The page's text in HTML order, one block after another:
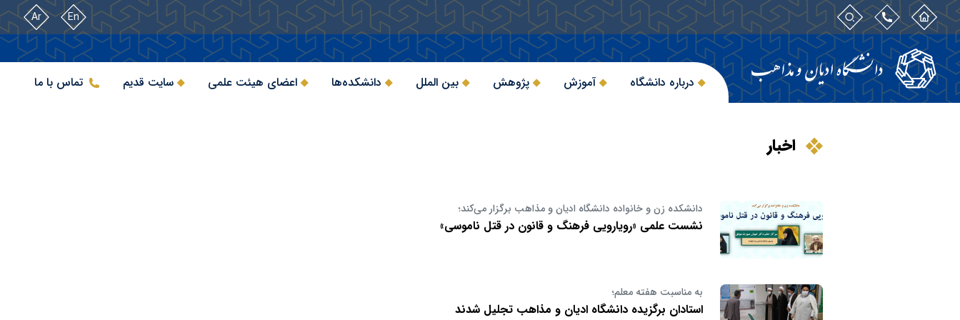
En
Ar
درباره دانشگاه آموزش پژوهش بین الملل دانشکده‌ها اعضای هیئت علمی سایت قدیم تماس با ما
اخبار
دانشکده زن و خانواده دانشگاه ادیان و مذاهب برگزار می‌کند؛
نشست علمی «رویارویی فرهنگ و قانون در قتل ناموسی»
به مناسبت هفته معلم؛
استادان برگزیده دانشگاه ادیان و مذاهب تجلیل شدند